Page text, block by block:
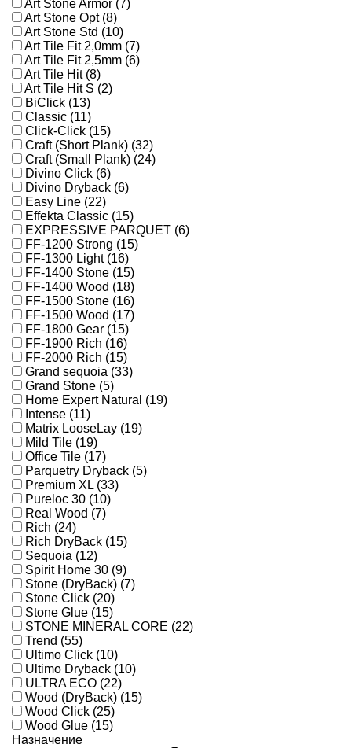
Art Stone Armor (7)
Art Stone Opt (8)
Art Stone Std (10)
Art Tile Fit 2,0mm (7)
Art Tile Fit 2,5mm (6)
Art Tile Hit (8)
Art Tile Hit S (2)
BiClick (13)
Classic (11)
Click-Click (15)
Craft (Short Plank) (32)
Craft (Small Plank) (24)
Divino Click (6)
Divino Dryback (6)
Easy Line (22)
Effekta Classic (15)
EXPRESSIVE PARQUET (6)
FF-1200 Strong (15)
FF-1300 Light (16)
FF-1400 Stone (15)
FF-1400 Wood (18)
FF-1500 Stone (16)
FF-1500 Wood (17)
FF-1800 Gear (15)
FF-1900 Rich (16)
FF-2000 Rich (15)
Grand sequoia (33)
Grand Stone (5)
Home Expert Natural (19)
Intense (11)
Matrix LooseLay (19)
Mild Tile (19)
Office Tile (17)
Parquetry Dryback (5)
Premium XL (33)
Pureloc 30 (10)
Real Wood (7)
Rich (24)
Rich DryBack (15)
Sequoia (12)
Spirit Home 30 (9)
Stone (DryBack) (7)
Stone Click (20)
Stone Glue (15)
STONE MINERAL CORE (22)
Trend (55)
Ultimo Click (10)
Ultimo Dryback (10)
ULTRA ECO (22)
Wood (DryBack) (15)
Wood Click (25)
Wood Glue (15)
Назначение